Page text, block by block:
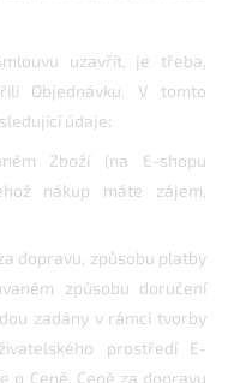
uzavřít, je třeba,
Objednávku. V tomto
údaje:
Zboží (na E-shopu
nákup máte zájem,
dopravu, způsobu platby
způsobu doručení
zadány v rámci tvorby
prostředí E-
o Ceně, Ceně za dopravu